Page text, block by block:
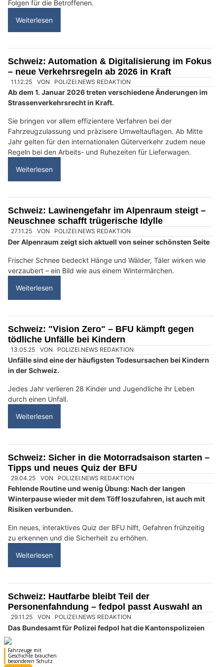
KEG GmbH: Wärmepumpe, Photovoltaik und Klimatechnik aus einer Hand
Swiss Ablation: Höchste Sicherheitsstandards, bessere Lebensqualität
Spycher-Handwerk in Huttwil BE zeigt den Weg der Wolle
Opfer in die Rolle sogenannter Money Mules.
Hinter dem harmlos wirkenden Nebenverdienst verbirgt sich in
Wahrheit Geldwäscherei mit schwerwiegenden rechtlichen
Folgen für die Betroffenen.
Weiterlesen
– neue Verkehrsregeln ab 2026 in Kraft